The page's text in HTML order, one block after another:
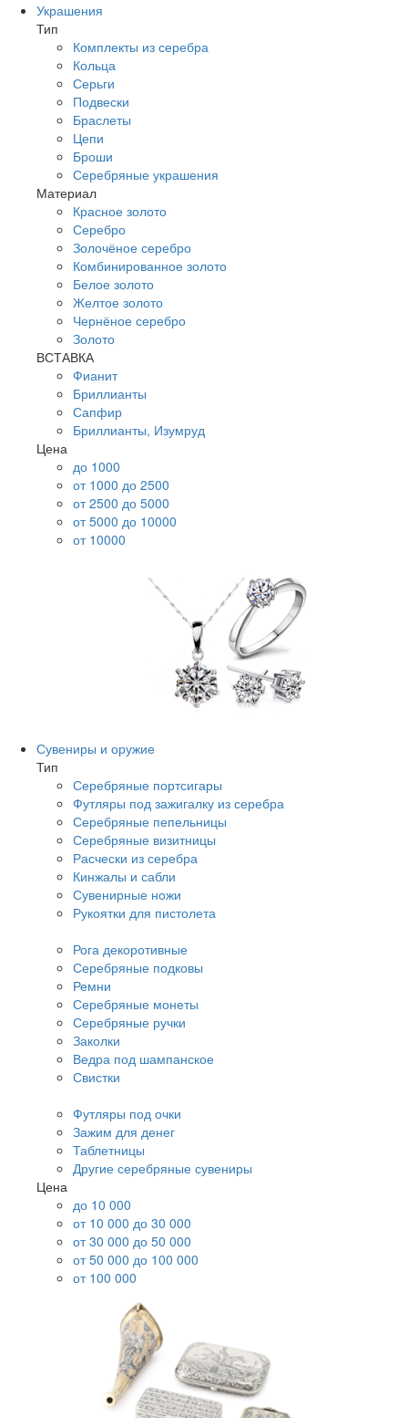
Украшения
Тип
Комплекты из серебра
Кольца
Серьги
Подвески
Браслеты
Цепи
Броши
Серебряные украшения
Материал
Красное золото
Серебро
Золочёное серебро
Комбинированное золото
Белое золото
Желтое золото
Чернёное серебро
Золото
ВСТАВКА
Фианит
Бриллианты
Сапфир
Бриллианты, Изумруд
Цена
до 1000
от 1000 до 2500
от 2500 до 5000
от 5000 до 10000
от 10000
Сувениры и оружие
Тип
Серебряные портсигары
Футляры под зажигалку из серебра
Серебряные пепельницы
Серебряные визитницы
Расчески из серебра
Кинжалы и сабли
Сувенирные ножи
Рукоятки для пистолета
Рога декоротивные
Серебряные подковы
Ремни
Серебряные монеты
Серебряные ручки
Заколки
Ведра под шампанское
Свистки
Футляры под очки
Зажим для денег
Таблетницы
Другие серебряные сувениры
Цена
до 10 000
от 10 000 до 30 000
от 30 000 до 50 000
от 50 000 до 100 000
от 100 000